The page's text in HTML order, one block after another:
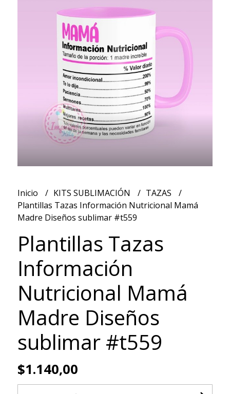
Inicio KITS SUBLIMACIÓN
TAZAS
Plantillas Tazas Información Nutricional Mamá
Madre Diseños sublimar #t559
Plantillas Tazas
Información
Nutricional Mamá
Madre Diseños
sublimar #t559
$1.140,00